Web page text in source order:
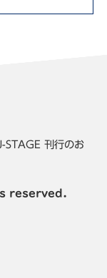
STAGE 刊行のお
reserved.